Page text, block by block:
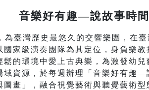
音樂好有趣—說故事時間
為臺灣歷史最悠久的交響樂團，在
家級演奏團隊為其定位，身負樂
的環境中愛上古典樂，為激發幼
資源，於每週辦理「音樂好有趣—
畫」，融合視覺藝術與聽覺藝術